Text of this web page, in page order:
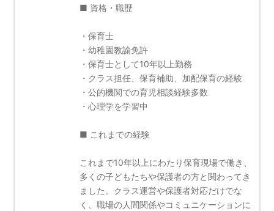
■ 資格・職歴
・保育士
・幼稚園教諭免許
・保育士として10年以上勤務
・クラス担任、保育補助、加配保育の経験
・公的機関での育児相談経験多数
・心理学を学習中
■ これまでの経験
これまで10年以上にわたり保育現場で働き、
多くの子どもたちや保護者の方と関わってき
ました。クラス運営や保護者対応だけでな
く、職場の人間関係やコミュニケーションに